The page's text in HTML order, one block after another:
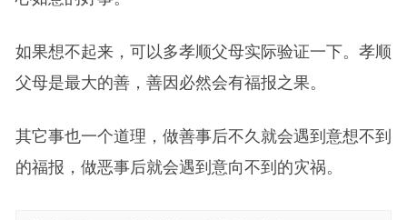
如果想不起来，可以多孝顺父母实际验证一下。孝顺
父母是最大的善，善因必然会有福报之果。
其它事也一个道理，做善事后不久就会遇到意想不到
的福报，做恶事后就会遇到意向不到的灾祸。